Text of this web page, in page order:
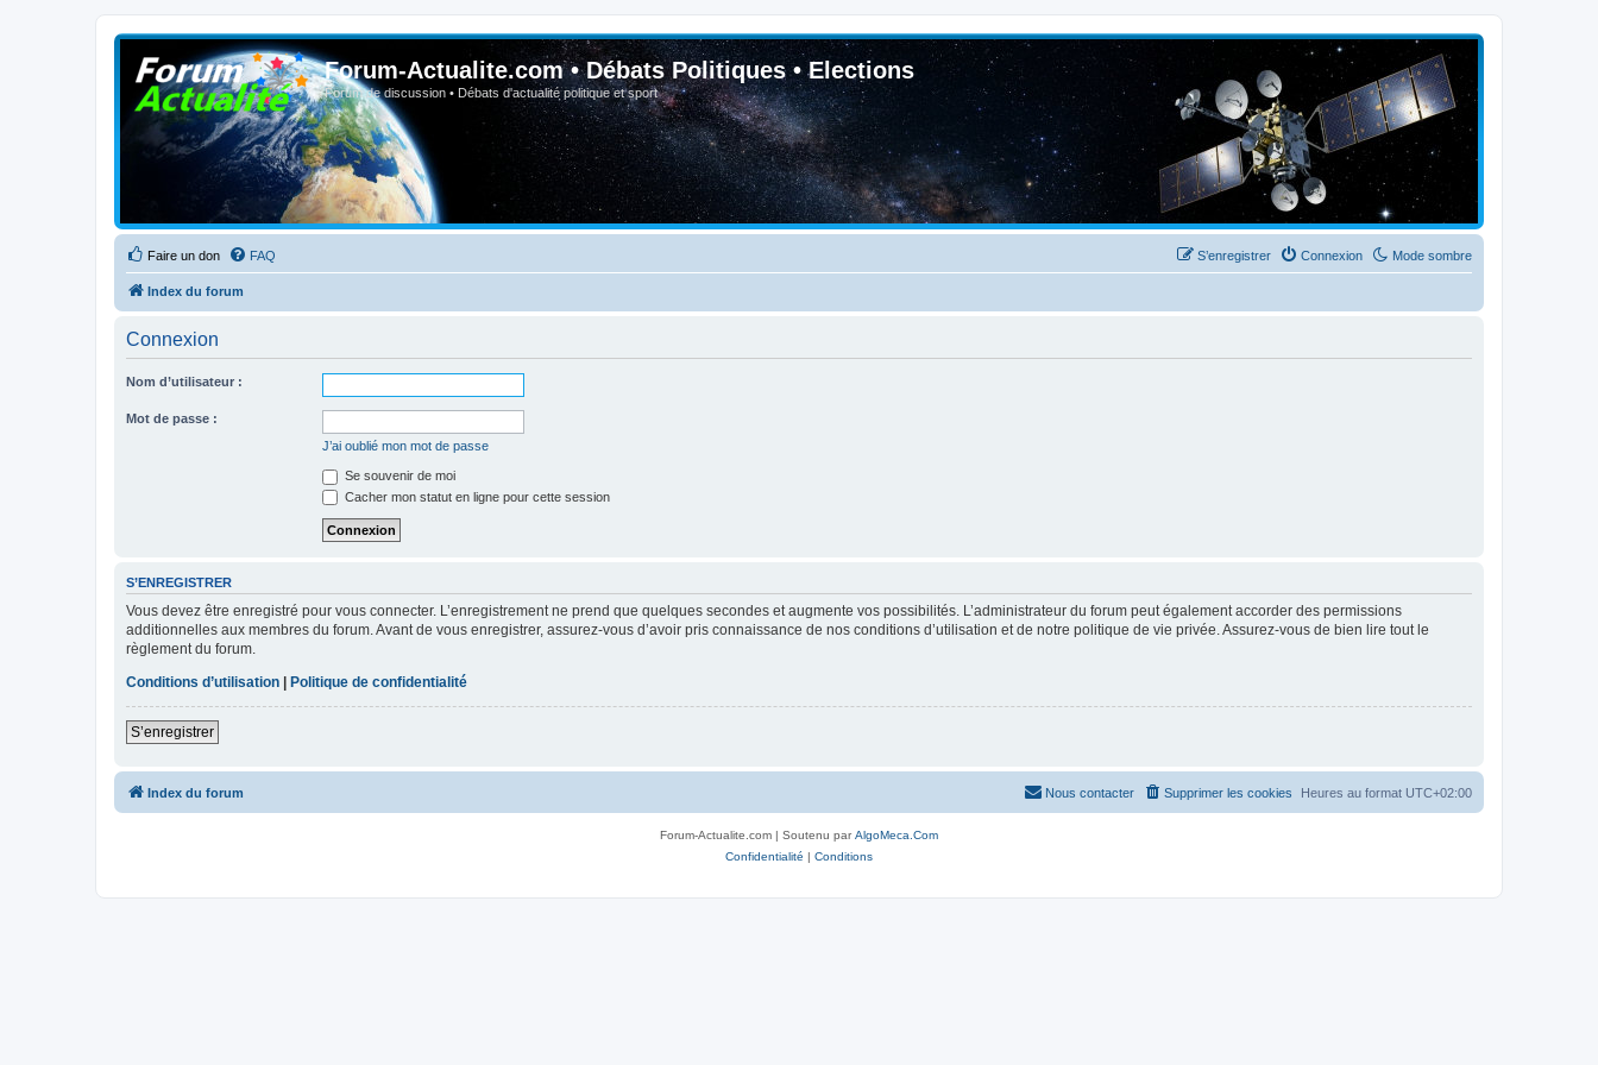
Forum-Actualite.com • Débats Politiques • Elections
Forum de discussion • Débats d'actualité politique et sport
Faire un don Mode sombre
FAQ Connexion
S’enregistrer
Index du forum
Connexion
Nom d’utilisateur :
Mot de passe :
J’ai oublié mon mot de passe
Se souvenir de moi
Cacher mon statut en ligne pour cette session
S’ENREGISTRER
Vous devez être enregistré pour vous connecter. L’enregistrement ne prend que quelques secondes et augmente vos possibilités. L’administrateur du forum peut également accorder des permissions
additionnelles aux membres du forum. Avant de vous enregistrer, assurez-vous d’avoir pris connaissance de nos conditions d’utilisation et de notre politique de vie privée. Assurez-vous de bien lire tout le
règlement du forum.
Conditions d’utilisation | Politique de confidentialité
S’enregistrer
Index du forum Heures au format UTC+02:00
Supprimer les cookies
Nous contacter
Forum-Actualite.com | Soutenu parAlgoMeca.Com
Confidentialité | Conditions